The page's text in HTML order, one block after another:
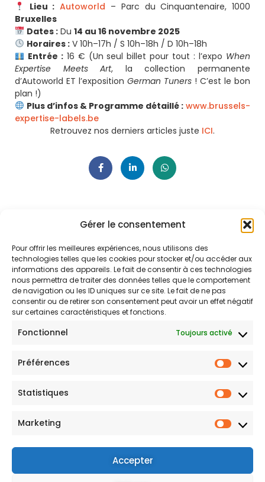
Gérer le consentement
Pour offrir les meilleures expériences, nous utilisons des
technologies telles que les cookies pour stocker et/ou accéder aux
informations des appareils. Le fait de consentir à ces technologies
nous permettra de traiter des données telles que le comportement
de navigation ou les ID uniques sur ce site. Le fait de ne pas
consentir ou de retirer son consentement peut avoir un effet négatif
sur certaines caractéristiques et fonctions.
Fonctionnel Toujours activé
Préférences
Statistiques
Marketing
Accepter
Lieu : Autoworld – Parc du Cinquantenaire, 1000
Bruxelles
Dates :Du 14 au 16 novembre 2025
Horaires :V 10h–17h / S 10h–18h / D 10h–18h
Entrée :16 € (Un seul billet pour tout : l’expo When
Expertise Meets Art, la collection permanente
d’Autoworld ET l’exposition German Tuners ! C’est le bon
plan !)
Plus d’infos & Programme détaillé : www.brussels-
expertise-labels.be
Retrouvez nos derniers articles juste ICI.
Ne Manquez Pas Nos Pépites !
par nos pépites et trouvailles !
Envoyer